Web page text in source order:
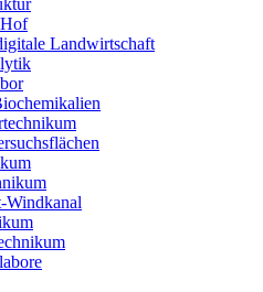
Landwirtschaft
Windkanal